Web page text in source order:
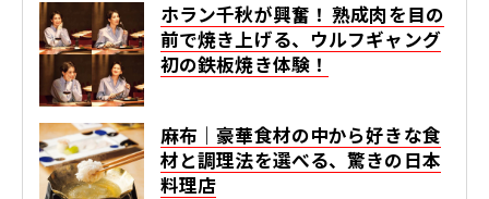
ホラン千秋が興奮！ 熟成肉を目の
前で焼き上げる、ウルフギャング
初の鉄板焼き体験！
麻布｜豪華食材の中から好きな食
材と調理法を選べる、驚きの日本
料理店